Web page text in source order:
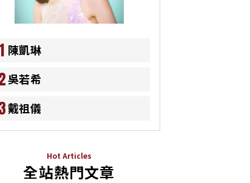
1 陳凱琳
吳若希
戴祖儀
Hot Articles
全站熱門文章